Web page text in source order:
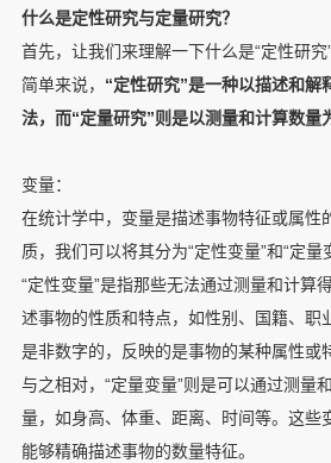
什么是定性研究与定量研究？
首先，让我们来理解一下什么是“定性研究”
简单来说， “定性研究”是一种以描述和解
法，而“定量研究”则是以测量和计算数量
变量：
在统计学中，变量是描述事物特征或属性
质，我们可以将其分为“定性变量”和“定量
“定性变量”是指那些无法通过测量和计算
述事物的性质和特点，如性别、国籍、职
是非数字的，反映的是事物的某种属性或
与之相对，“定量变量”则是可以通过测量
量，如身高、体重、距离、时间等。这些
能够精确描述事物的数量特征。